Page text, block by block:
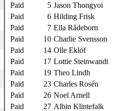
Paid
5 Jason Thongyoi
Paid
6 Hilding Frisk
Paid
7 Ella Rådeborn
Paid
10 Charlie Svensson
Paid
14 Olle Eklöf
Paid
17 Lottie Steinwandt
Paid
19 Theo Lindh
Paid
23 Charles Rosén
Paid
26 Noel Arnell
Paid
27 Albin Klintefalk